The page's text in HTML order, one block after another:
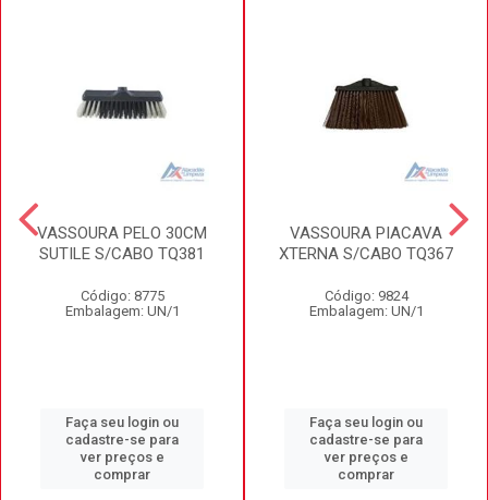
VASSOURA PELO 30CM
SUTILE S/CABO TQ381
Código: 8775
Embalagem: UN/1
Faça seu login ou
cadastre-se para
ver preços e
comprar
VASSOURA PIACAVA
XTERNA S/CABO TQ367
Código: 9824
Embalagem: UN/1
Faça seu login ou
cadastre-se para
ver preços e
comprar